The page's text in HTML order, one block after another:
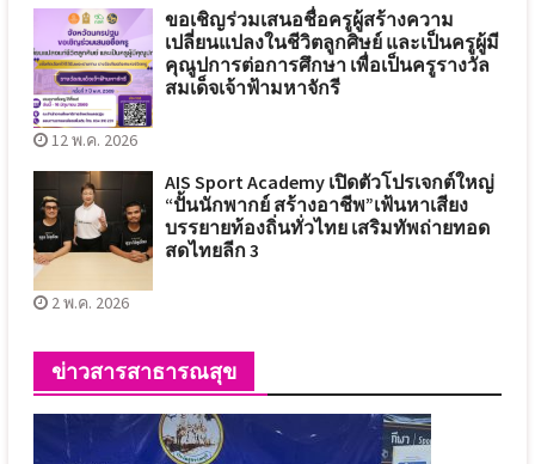
ขอเชิญร่วมเสนอชื่อครูผู้สร้างความ
เปลี่ยนแปลงในชีวิตลูกศิษย์ และเป็นครูผู้มี
คุณูปการต่อการศึกษา เพื่อเป็นครูรางวัล
สมเด็จเจ้าฟ้ามหาจักรี
12 พ.ค. 2026
AIS Sport Academy เปิดตัวโปรเจกต์ใหญ่
“ปั้นนักพากย์ สร้างอาชีพ”เฟ้นหาเสียง
บรรยายท้องถิ่นทั่วไทย เสริมทัพถ่ายทอด
สดไทยลีก 3
2 พ.ค. 2026
ข่าวสารสาธารณสุข